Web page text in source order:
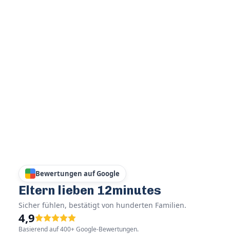
Bewertungen auf Google
Eltern lieben 12minutes
Sicher fühlen, bestätigt von hunderten Familien.
4,9
Basierend auf 400+ Google-Bewertungen.